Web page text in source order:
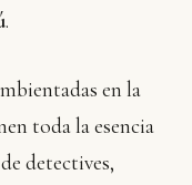
.
en la
toda la esencia
detectives,